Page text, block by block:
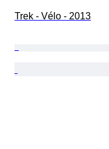
Trek - Vélo - 2013